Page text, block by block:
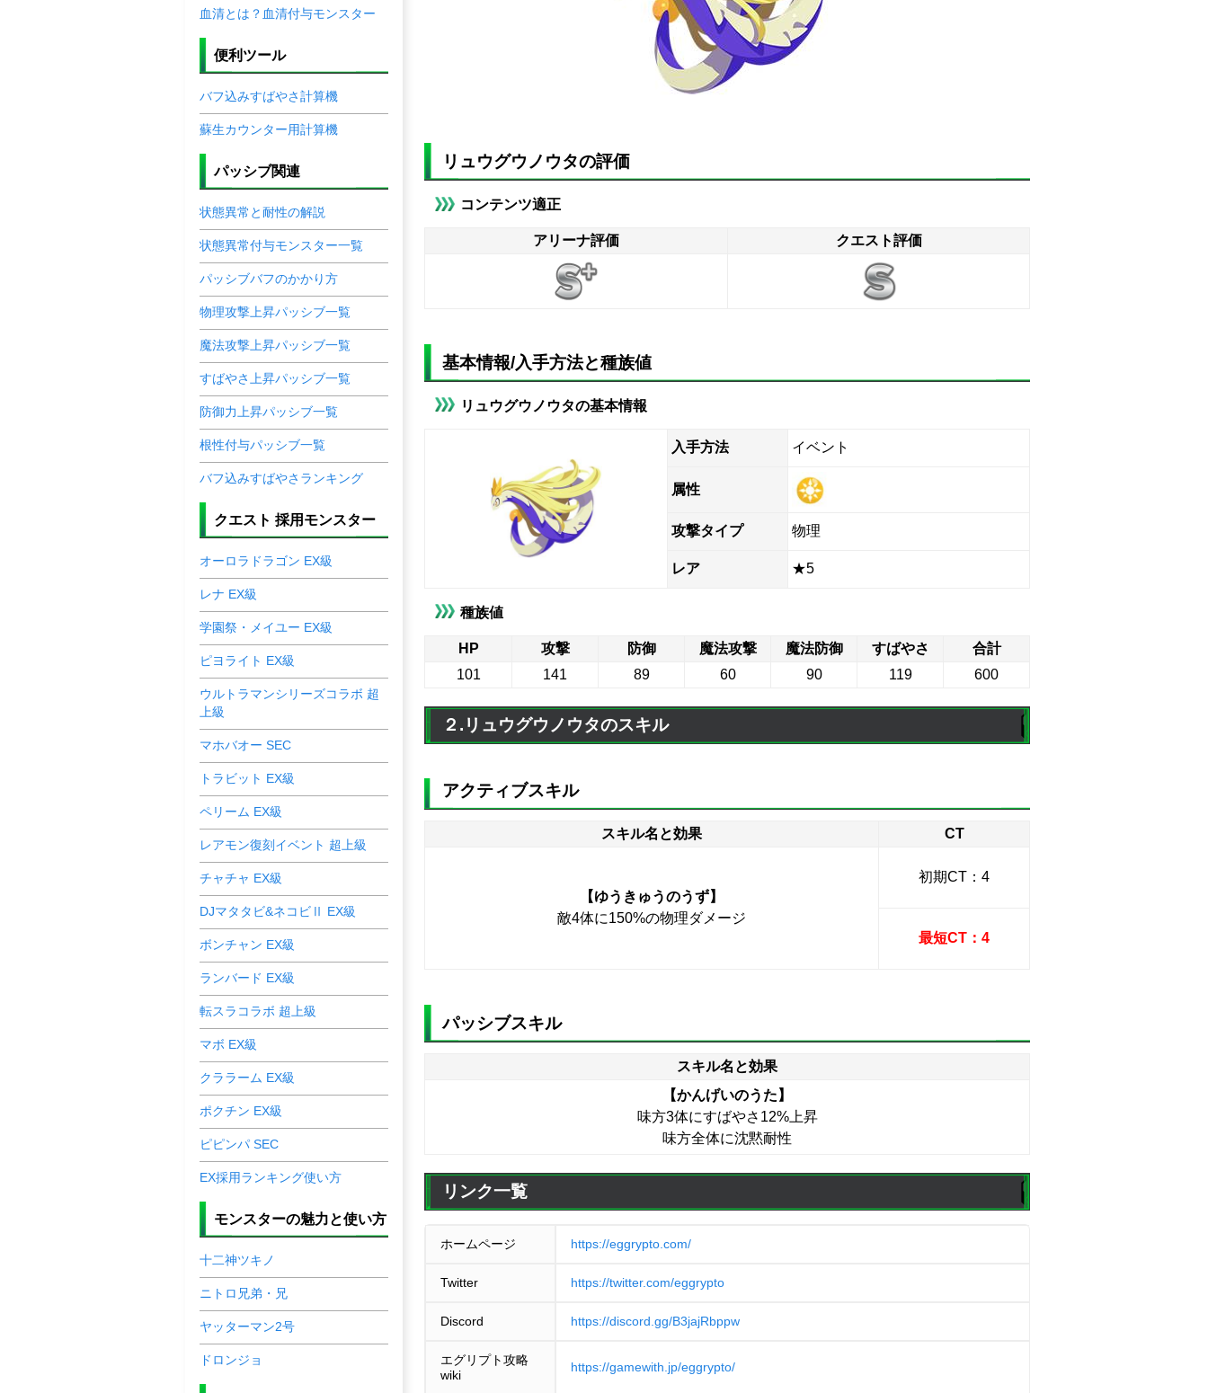
リュウグウノウタの評価
コンテンツ適正
アリーナ評価 クエスト評価
基本情報/入手方法と種族値
リュウグウノウタの基本情報
入手方法 イベント
属性
攻撃タイプ 物理
レア ★5
種族値
HP 攻撃 防御 魔法攻撃 魔法防御 すばやさ
合計
101
141 89 60 90 119 600
２.リュウグウノウタのスキル
アクティブスキル
スキル名と効果 CT
【ゆうきゅうのうず】
敵4体に150%の物理ダメージ
初期CT：4
最短CT：4
パッシブスキル
スキル名と効果
【かんげいのうた】
味方3体にすばやさ12%上昇
味方全体に沈黙耐性
リンク一覧
ホームページ https://eggrypto.com/
Twitter https://twitter.com/eggrypto
Discord https://discord.gg/B3jajRbppw
エグリプト攻略
wiki
https://gamewith.jp/eggrypto/
血清とは？血清付与モンスター
便利ツール
バフ込みすばやさ計算機
蘇生カウンター用計算機
パッシブ関連
状態異常と耐性の解説
状態異常付与モンスター一覧
パッシブバフのかかり方
物理攻撃上昇パッシブ一覧
魔法攻撃上昇パッシブ一覧
すばやさ上昇パッシブ一覧
防御力上昇パッシブ一覧
根性付与パッシブ一覧
バフ込みすばやさランキング
クエスト 採用モンスター
オーロラドラゴン EX級
レナ EX級
学園祭・メイユー EX級
ピヨライト EX級
ウルトラマンシリーズコラボ 超
上級
マホバオー SEC
トラビット EX級
ペリーム EX級
レアモン復刻イベント 超上級
チャチャ EX級
DJマタタビ&ネコビⅡ EX級
ボンチャン EX級
ランバード EX級
転スラコラボ 超上級
マボ EX級
クララーム EX級
ポクチン EX級
ピピンパ SEC
EX採用ランキング使い方
モンスターの魅力と使い方
十二神ツキノ
ニトロ兄弟・兄
ヤッターマン2号
ドロンジョ